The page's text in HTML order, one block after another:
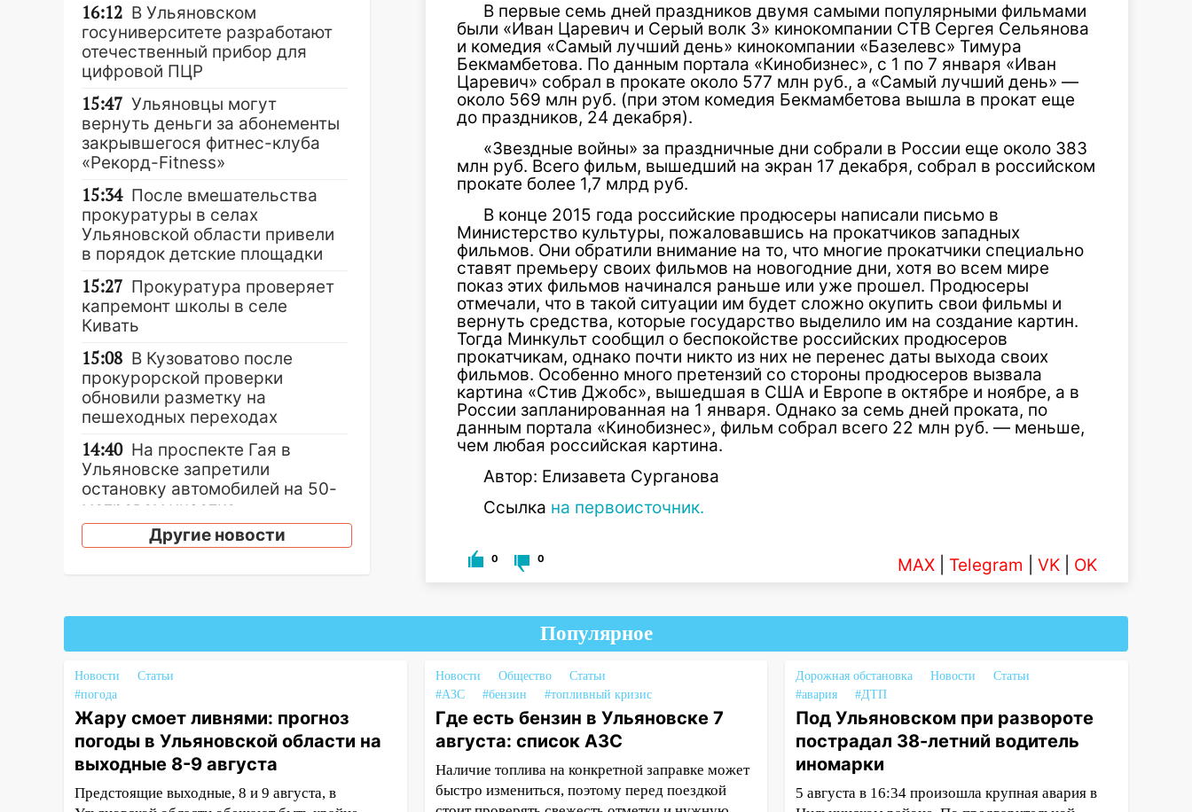
В первые семь дней праздников двумя самыми популярными фильмами
были «Иван Царевич и Серый волк 3» кинокомпании СТВ Сергея Сельянова
и комедия «Самый лучший день» кинокомпании «Базелевс» Тимура
Бекмамбетова. По данным портала «Кинобизнес», с 1 по 7 января «Иван
Царевич» собрал в прокате около 577 млн руб., а «Самый лучший день» —
около 569 млн руб. (при этом комедия Бекмамбетова вышла в прокат еще
до праздников, 24 декабря).
«Звездные войны» за праздничные дни собрали в России еще около 383
млн руб. Всего фильм, вышедший на экран 17 декабря, собрал в российском
прокате более 1,7 млрд руб.
В конце 2015 года российские продюсеры написали письмо в
Министерство культуры, пожаловавшись на прокатчиков западных
фильмов. Они обратили внимание на то, что многие прокатчики специально
ставят премьеру своих фильмов на новогодние дни, хотя во всем мире
показ этих фильмов начинался раньше или уже прошел. Продюсеры
отмечали, что в такой ситуации им будет сложно окупить свои фильмы и
вернуть средства, которые государство выделило им на создание картин.
Тогда Минкульт сообщил о беспокойстве российских продюсеров
прокатчикам, однако почти никто из них не перенес даты выхода своих
фильмов. Особенно много претензий со стороны продюсеров вызвала
картина «Стив Джобс», вышедшая в США и Европе в октябре и ноябре, а в
России запланированная на 1 января. Однако за семь дней проката, по
данным портала «Кинобизнес», фильм собрал всего 22 млн руб. — меньше,
чем любая российская картина.
Автор: Елизавета Сурганова
Ссылка на первоисточник.
0 0 MAX Telegram VK OK
16:12 В Ульяновском
госуниверситете разработают
отечественный прибор для
цифровой ПЦР
15:47 Ульяновцы могут
вернуть деньги за абонементы
закрывшегося фитнес-клуба
«Рекорд-Fitness»
15:34 После вмешательства
прокуратуры в селах
Ульяновской области привели
в порядок детские площадки
15:27 Прокуратура проверяет
капремонт школы в селе
Кивать
15:08 В Кузоватово после
прокурорской проверки
обновили разметку на
пешеходных переходах
14:40 На проспекте Гая в
Ульяновске запретили
остановку автомобилей на 50-
метровом участке
14:22
В Новом городе 8 августа
«Мураками»
14:04 Жару смоет ливнями:
прогноз погоды в Ульяновской
области на выходные 8-9
августа
13:30 В Ульяновске
транспортные
«Час пассажира»
Другие новости
Популярное
Новости
Статьи
#погода
Жару смоет ливнями: прогноз
погоды в Ульяновской области на
выходные 8-9 августа
Предстоящие выходные, 8 и 9 августа, в
Новости Общество
Статьи
#АЗС
#бензин #топливный кризис
Где есть бензин в Ульяновске 7
августа: список АЗС
Наличие топлива на конкретной заправке может
быстро измениться, поэтому перед поездкой
Дорожная обстановка Новости
Статьи
#авария
#ДТП
Под Ульяновском при развороте
пострадал 38-летний водитель
иномарки
5 августа в 16:34 произошла крупная авария в